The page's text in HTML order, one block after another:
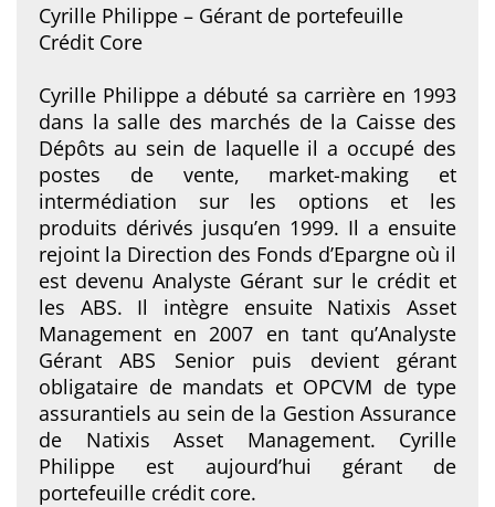
Cyrille Philippe – Gérant de portefeuille
Crédit Core
Cyrille Philippe a débuté sa carrière en 1993
dans la salle des marchés de la Caisse des
Dépôts au sein de laquelle il a occupé des
postes de vente, market-making et
intermédiation sur les options et les
produits dérivés jusqu’en 1999. Il a ensuite
rejoint la Direction des Fonds d’Epargne où il
est devenu Analyste Gérant sur le crédit et
les ABS. Il intègre ensuite Natixis Asset
Management en 2007 en tant qu’Analyste
Gérant ABS Senior puis devient gérant
obligataire de mandats et OPCVM de type
assurantiels au sein de la Gestion Assurance
de Natixis Asset Management. Cyrille
Philippe est aujourd’hui gérant de
portefeuille crédit core.